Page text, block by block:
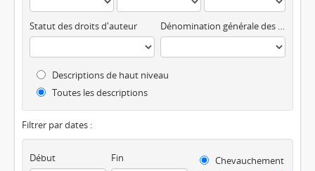
Statut des droits d'auteur Dénomination générale des documents
Descriptions de haut niveau
Toutes les descriptions
Filtrer par dates :
Début Fin
Chevauchement